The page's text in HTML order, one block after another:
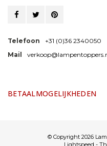
Telefoon
+31 (0)36 2340050
Mail
BETAALMOGELIJKHEDEN
© Copyright 2026